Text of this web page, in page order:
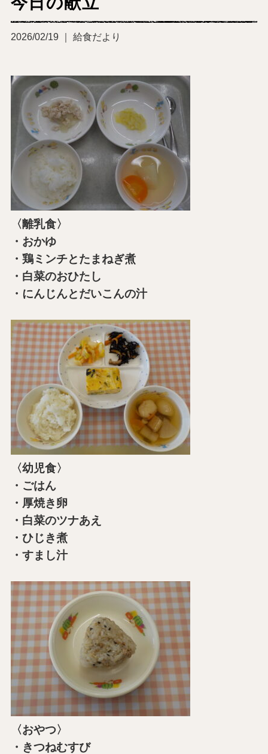
2026/02/19 ｜ 給食だより
〈離乳食〉
・おかゆ
・鶏ミンチとたまねぎ煮
・白菜のおひたし
・にんじんとだいこんの汁
〈幼児食〉
・ごはん
・厚焼き卵
・白菜のツナあえ
・ひじき煮
・すまし汁
〈おやつ〉
・きつねむすび